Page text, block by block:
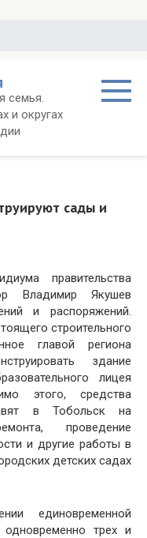
семья.
и округах
сады и
правительства
Владимир Якушев
и распоряжений.
строительного
главой региона
здание
лицея
этого, средства
в Тобольск на
проведение
и другие работы в
детских садах
единовременной
трех и